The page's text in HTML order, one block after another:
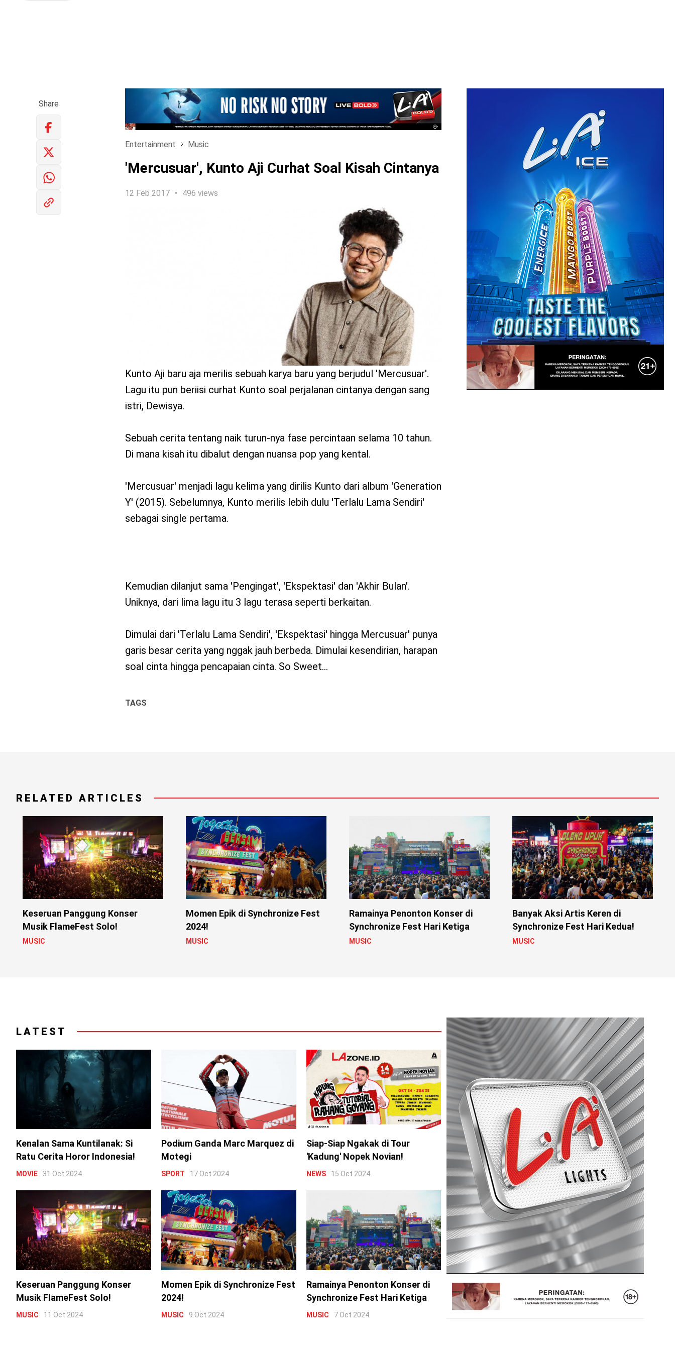
Share
Entertainment Music
'Mercusuar', Kunto Aji Curhat Soal Kisah Cintanya
12 Feb 2017 496 views
Kunto Aji baru aja merilis sebuah karya baru yang berjudul 'Mercusuar'.
Lagu itu pun beriisi curhat Kunto soal perjalanan cintanya dengan sang
istri, Dewisya.
Sebuah cerita tentang naik turun-nya fase percintaan selama 10 tahun.
Di mana kisah itu dibalut dengan nuansa pop yang kental.
'Mercusuar' menjadi lagu kelima yang dirilis Kunto dari album 'Generation
Y' (2015). Sebelumnya, Kunto merilis lebih dulu 'Terlalu Lama Sendiri'
sebagai single pertama.
Kemudian dilanjut sama 'Pengingat', 'Ekspektasi' dan 'Akhir Bulan'.
Uniknya, dari lima lagu itu 3 lagu terasa seperti berkaitan.
Dimulai dari 'Terlalu Lama Sendiri', 'Ekspektasi' hingga Mercusuar' punya
garis besar cerita yang nggak jauh berbeda. Dimulai kesendirian, harapan
soal cinta hingga pencapaian cinta. So Sweet...
TAGS
RELATED ARTICLES
Keseruan Panggung Konser
Musik FlameFest Solo!
MUSIC
Momen Epik di Synchronize Fest
2024!
MUSIC
Ramainya Penonton Konser di
Synchronize Fest Hari Ketiga
MUSIC
Banyak Aksi Artis Keren di
Synchronize Fest Hari Kedua!
MUSIC
LATEST
Kenalan Sama Kuntilanak: Si
Ratu Cerita Horor Indonesia!
MOVIE 31 Oct 2024
Podium Ganda Marc Marquez di
Motegi
SPORT 17 Oct 2024
Siap-Siap Ngakak di Tour
'Kadung' Nopek Novian!
NEWS 15 Oct 2024
Keseruan Panggung Konser
Musik FlameFest Solo!
MUSIC 11 Oct 2024
Momen Epik di Synchronize Fest
2024!
MUSIC 9 Oct 2024
Ramainya Penonton Konser di
Synchronize Fest Hari Ketiga
MUSIC 7 Oct 2024